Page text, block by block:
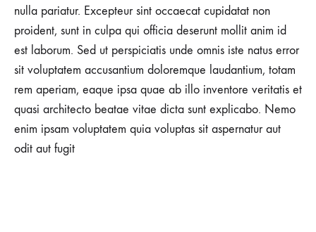
nulla pariatur. Excepteur sint occaecat cupidatat non
proident, sunt in culpa qui officia deserunt mollit anim id
est laborum. Sed ut perspiciatis unde omnis iste natus error
sit voluptatem accusantium doloremque laudantium, totam
rem aperiam, eaque ipsa quae ab illo inventore veritatis et
quasi architecto beatae vitae dicta sunt explicabo. Nemo
enim ipsam voluptatem quia voluptas sit aspernatur aut
odit aut fugit